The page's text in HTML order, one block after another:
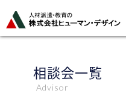
相談会一覧
Advisor
ジ
ト